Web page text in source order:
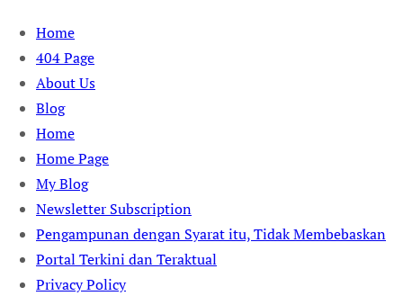
Skip
content
Home
404 Page
About Us
Blog
Home
Home Page
My Blog
Newsletter Subscription
Pengampunan dengan Syarat itu, Tidak Membebaskan
Portal Terkini dan Teraktual
Privacy Policy